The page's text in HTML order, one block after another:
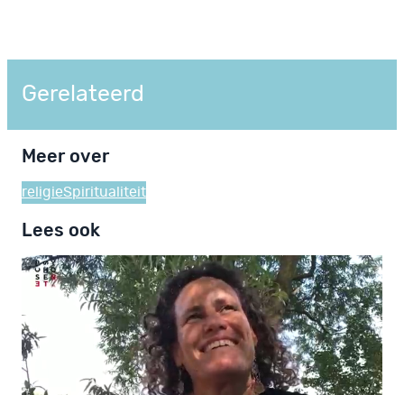
Gerelateerd
Meer over
religieSpiritualiteit
Lees ook